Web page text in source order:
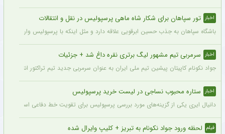
اخبار تور سپاهان برای شکار شاه ماهی پرسپولیس در نقل و انتقالات
باشگاه سپاهان به جذب حسین ابرقویی علاقه دارد و مثل اینکه با پرسپولیس وارد
اخبار سرمربی تیم مشهور لیگ برتری نقره داغ شد + جزئیات
جواد نکونام کاپیتان پیشین تیم ملی ایران به عنوان سرمربی جدید تیم تراکتور انتخاب شد.
اخبار ستاره محبوب نساجی در لیست خرید پرسپولیس
دانیال ایری یکی از گزینه‌های مورد بررسی پرسپولیس برای تقویت خط دفاعی است؛ با
فیلم لحظه ورود جواد نکونام به تبریز + کلیپ وایرال شده